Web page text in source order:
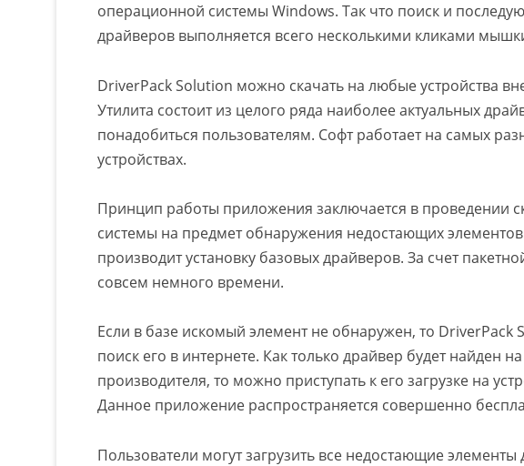
операционной системы Windows. Так что поиск и
драйверов выполняется всего несколькими кликами
DriverPack Solution можно скачать на любые устройства
Утилита состоит из целого ряда наиболее актуальных
понадобиться пользователям. Софт работает на самых
устройствах.
Принцип работы приложения заключается в проведении
системы на предмет обнаружения недостающих
производит установку базовых драйверов. За счет
совсем немного времени.
Если в базе искомый элемент не обнаружен, то DriverPack
поиск его в интернете. Как только драйвер будет найден
производителя, то можно приступать к его загрузке на
Данное приложение распространяется совершенно
Пользователи могут загрузить все недостающие элементы